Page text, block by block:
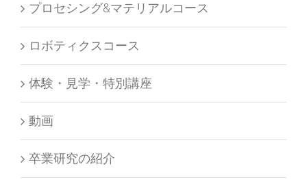
プロセシング&マテリアルコース
ロボティクスコース
体験・見学・特別講座
動画
卒業研究の紹介